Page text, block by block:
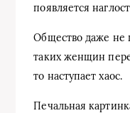
появляется
Общество даже не
таких женщин
то наступает хаос.
Печальная